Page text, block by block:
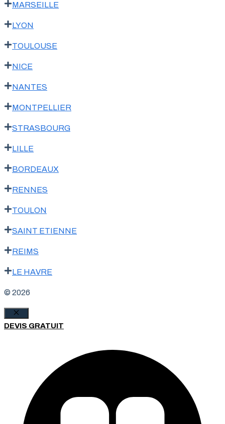
MARSEILLE
LYON
TOULOUSE
NICE
NANTES
MONTPELLIER
STRASBOURG
LILLE
BORDEAUX
RENNES
TOULON
SAINT ETIENNE
REIMS
LE HAVRE
© 2026
Fermer
DEVIS GRATUIT